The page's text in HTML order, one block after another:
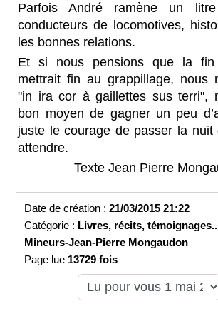
Parfois André ramène un
conducteurs de locomotives,
les bonnes relations.
Et si nous pensions que la
mettrait fin au grappillage, nous
"in ira cor à gaillettes sus terri",
bon moyen de gagner un peu
juste le courage de passer la
attendre.
Texte Jean Pierre
Date de création :21/03/2015 21:22
Catégorie : Livres, récits,
Mineurs-Jean-Pierre Mongaudon
Page lue 13729 fois